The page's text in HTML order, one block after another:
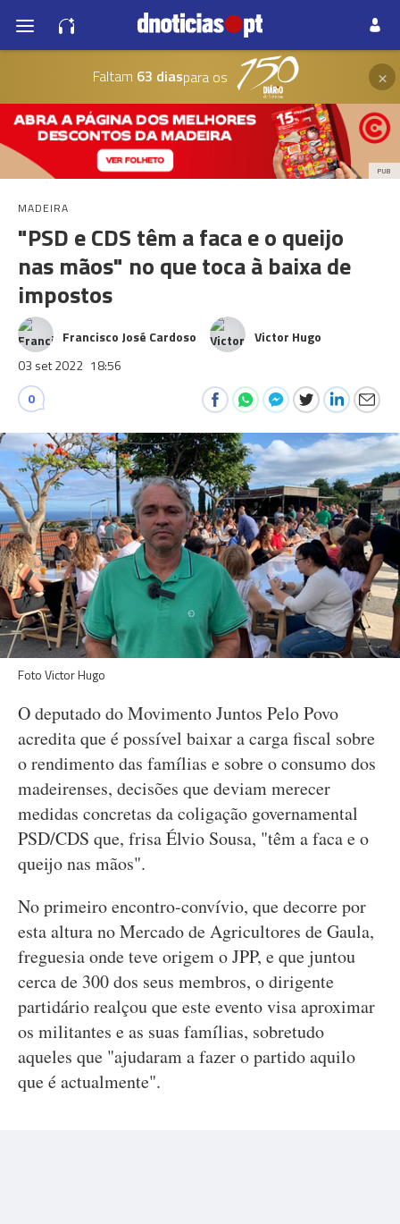
Faltam 63 diaspara os ×
PUB
MADEIRA
"PSD e CDS têm a faca e o queijo
nas mãos" no que toca à baixa de
impostos
Francisco José Cardoso
Victor Hugo
03 set 2022 18:56
0
Foto Victor Hugo
O deputado do Movimento Juntos Pelo Povo
acredita que é possível baixar a carga fiscal sobre
o rendimento das famílias e sobre o consumo dos
madeirenses, decisões que deviam merecer
medidas concretas da coligação governamental
PSD/CDS que, frisa Élvio Sousa, "têm a faca e o
queijo nas mãos".
No primeiro encontro-convívio, que decorre por
esta altura no Mercado de Agricultores de Gaula,
freguesia onde teve origem o JPP, e que juntou
cerca de 300 dos seus membros, o dirigente
partidário realçou que este evento visa aproximar
os militantes e as suas famílias, sobretudo
aqueles que "ajudaram a fazer o partido aquilo
que é actualmente".